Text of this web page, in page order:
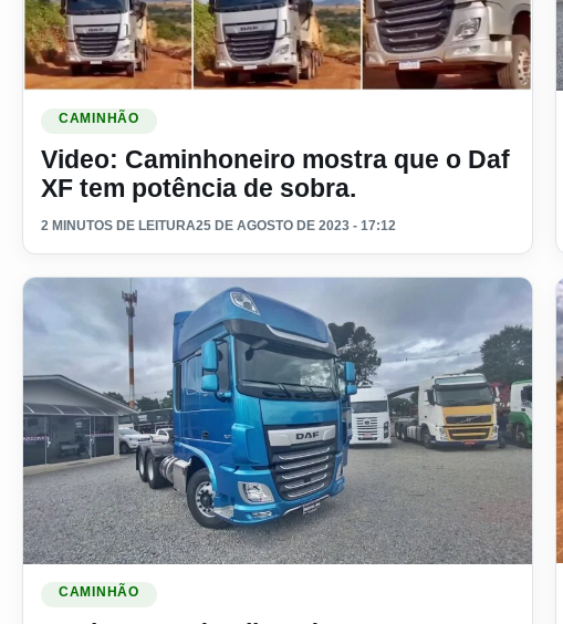
CAMINHÃO
Video: Caminhoneiro mostra que o Daf
XF tem potência de sobra.
2 MINUTOS DE LEITURA25 DE AGOSTO DE 2023 - 17:12
CAMINHÃO